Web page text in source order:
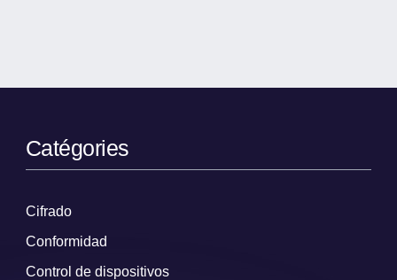
Catégories
Cifrado
Conformidad
Control de dispositivos